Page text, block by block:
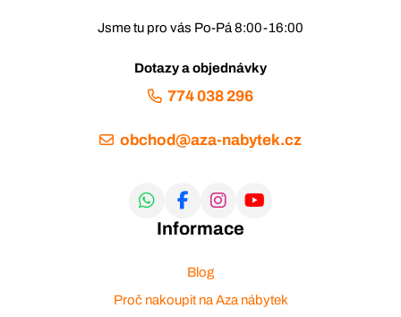
Jsme tu pro vás Po-Pá 8:00-16:00
Dotazy a objednávky
774 038 296
obchod@aza-nabytek.cz
Informace
Blog
Proč nakoupit na Aza nábytek